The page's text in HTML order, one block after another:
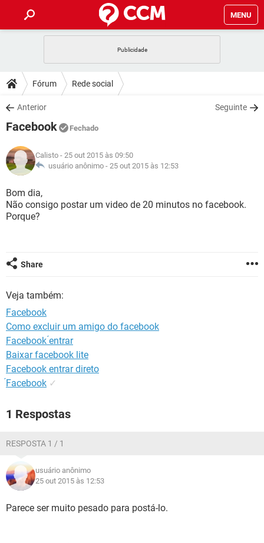
MENU
CELULAR
OUTLOOK
INSTAGRAM
GUIA DE COMPRAS
DICAS
JOGOS
INSTAGRAM
GUIA DE COMPRAS
DOWNLOADS
JOGOS
CELULAR
OUTLOOK EXCEL
INSTAGRAM
GUIA DE COMPRAS
JOGOS
CELULAR
OUTLOOK
INSTAGRAM
GLOSSÁRIO
JOGOS
CELULAR FACEBOOK
GUIA DE COMPRAS
Fórum Rede social
Anterior Seguinte
Facebook Fechado
Calisto - 25 out 2015 às 09:50
usuário anônimo - 25 out 2015 às 12:53
Bom dia,
Não consigo postar um video de 20 minutos no facebook.
Porque?
Share
Veja também:
Facebook
Como excluir um amigo do facebook
Facebook ́entrar
Baixar facebook lite
Facebook entrar direto
́Facebook ✓
1 Respostas
RESPOSTA 1 / 1
usuário anônimo
25 out 2015 às 12:53
Parece ser muito pesado para postá-lo.